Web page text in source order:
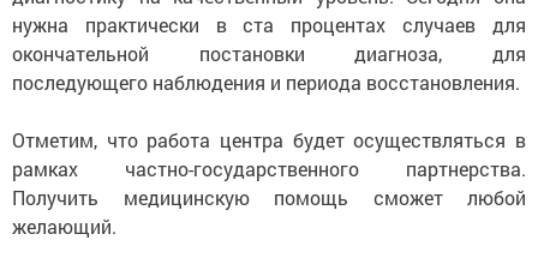
нужна практически в ста процентах случаев для
окончательной постановки диагноза, для
последующего наблюдения и периода восстановления.
Отметим, что работа центра будет осуществляться в
рамках частно-государственного партнерства.
Получить медицинскую помощь сможет любой
желающий.